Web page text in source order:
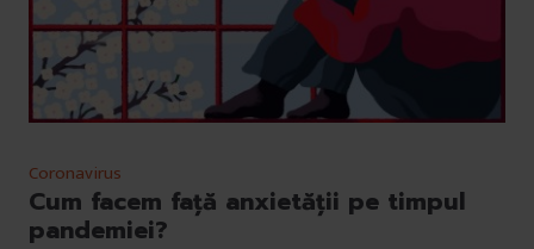
Coronavirus
Cum facem față anxietății pe timpul
pandemiei?